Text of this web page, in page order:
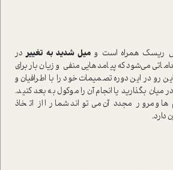
ریسک همراه است ومیل شدید به تغییردر
می‌شود که پیامدهایی منفی و زیان‌بار برای
رو در این دوره تصمیمات خود را با اطرافیان و
میان بگذارید یا انجام آن را موکول به بعد کنید.
و مرور مجدد آن می‌تواند شما را از اتخاذ
دارد.